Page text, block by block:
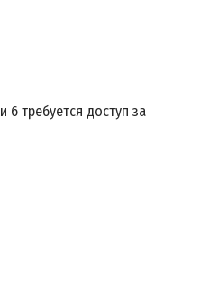
6 требуется доступ за